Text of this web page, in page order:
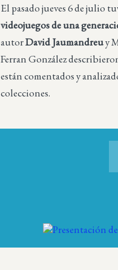
El pasado jueves 6 de julio
videojuegos de una
autorDavid Jaumandreuy
Ferran González
están comentados y
colecciones.